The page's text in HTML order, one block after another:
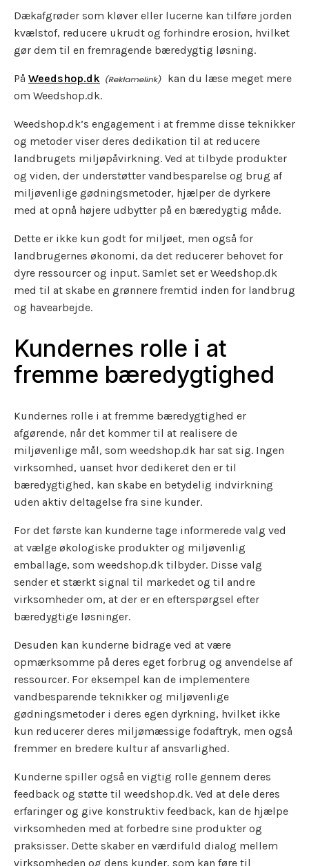
Dækafgrøder som kløver eller lucerne kan tilføre jorden
kvælstof, reducere ukrudt og forhindre erosion, hvilket
gør dem til en fremragende bæredygtig løsning.
På Weedshop.dk
kan du læse meget mere
om Weedshop.dk.
Weedshop.dk’s engagement i at fremme disse teknikker
og metoder viser deres dedikation til at reducere
landbrugets miljøpåvirkning. Ved at tilbyde produkter
og viden, der understøtter vandbesparelse og brug af
miljøvenlige gødningsmetoder, hjælper de dyrkere
med at opnå højere udbytter på en bæredygtig måde.
Dette er ikke kun godt for miljøet, men også for
landbrugernes økonomi, da det reducerer behovet for
dyre ressourcer og input. Samlet set er Weedshop.dk
med til at skabe en grønnere fremtid inden for landbrug
og havearbejde.
Kundernes rolle i at
fremme bæredygtighed
Kundernes rolle i at fremme bæredygtighed er
afgørende, når det kommer til at realisere de
miljøvenlige mål, som weedshop.dk har sat sig. Ingen
virksomhed, uanset hvor dedikeret den er til
bæredygtighed, kan skabe en betydelig indvirkning
uden aktiv deltagelse fra sine kunder.
For det første kan kunderne tage informerede valg ved
at vælge økologiske produkter og miljøvenlig
emballage, som weedshop.dk tilbyder. Disse valg
sender et stærkt signal til markedet og til andre
virksomheder om, at der er en efterspørgsel efter
bæredygtige løsninger.
Desuden kan kunderne bidrage ved at være
opmærksomme på deres eget forbrug og anvendelse af
ressourcer. For eksempel kan de implementere
vandbesparende teknikker og miljøvenlige
gødningsmetoder i deres egen dyrkning, hvilket ikke
kun reducerer deres miljømæssige fodaftryk, men også
fremmer en bredere kultur af ansvarlighed.
Kunderne spiller også en vigtig rolle gennem deres
feedback og støtte til weedshop.dk. Ved at dele deres
erfaringer og give konstruktiv feedback, kan de hjælpe
virksomheden med at forbedre sine produkter og
praksisser. Dette skaber en værdifuld dialog mellem
virksomheden og dens kunder, som kan føre til